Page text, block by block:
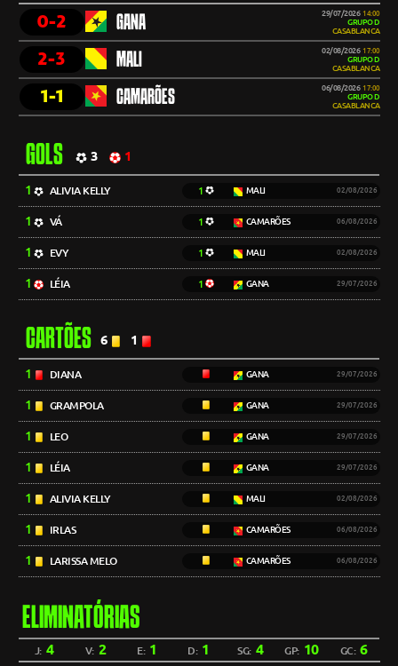
0-2 GANA 29/07/2026 14:00
GRUPO D
CASABLANCA
2-3 MALI 02/08/2026 17:00
GRUPO D
CASABLANCA
1-1 CAMARÕES 06/08/2026 17:00
GRUPO D
CASABLANCA
GOLS 3 1
1 ALIVIA KELLY 1 MALI 02/08/2026
1 VÁ 1 CAMARÕES 06/08/2026
1 EVY 1 MALI 02/08/2026
1 LÉIA 1 GANA 29/07/2026
CARTÕES 6 1
1 DIANA GANA 29/07/2026
1 GRAMPOLA GANA 29/07/2026
1 LEO GANA 29/07/2026
1 LÉIA GANA 29/07/2026
1 ALIVIA KELLY MALI 02/08/2026
1 IRLAS CAMARÕES 06/08/2026
1 LARISSA MELO CAMARÕES 06/08/2026
ELIMINATÓRIAS
J: 4 V: 2 E: 1 D: 1 SG: 4 GP: 10 GC: 6